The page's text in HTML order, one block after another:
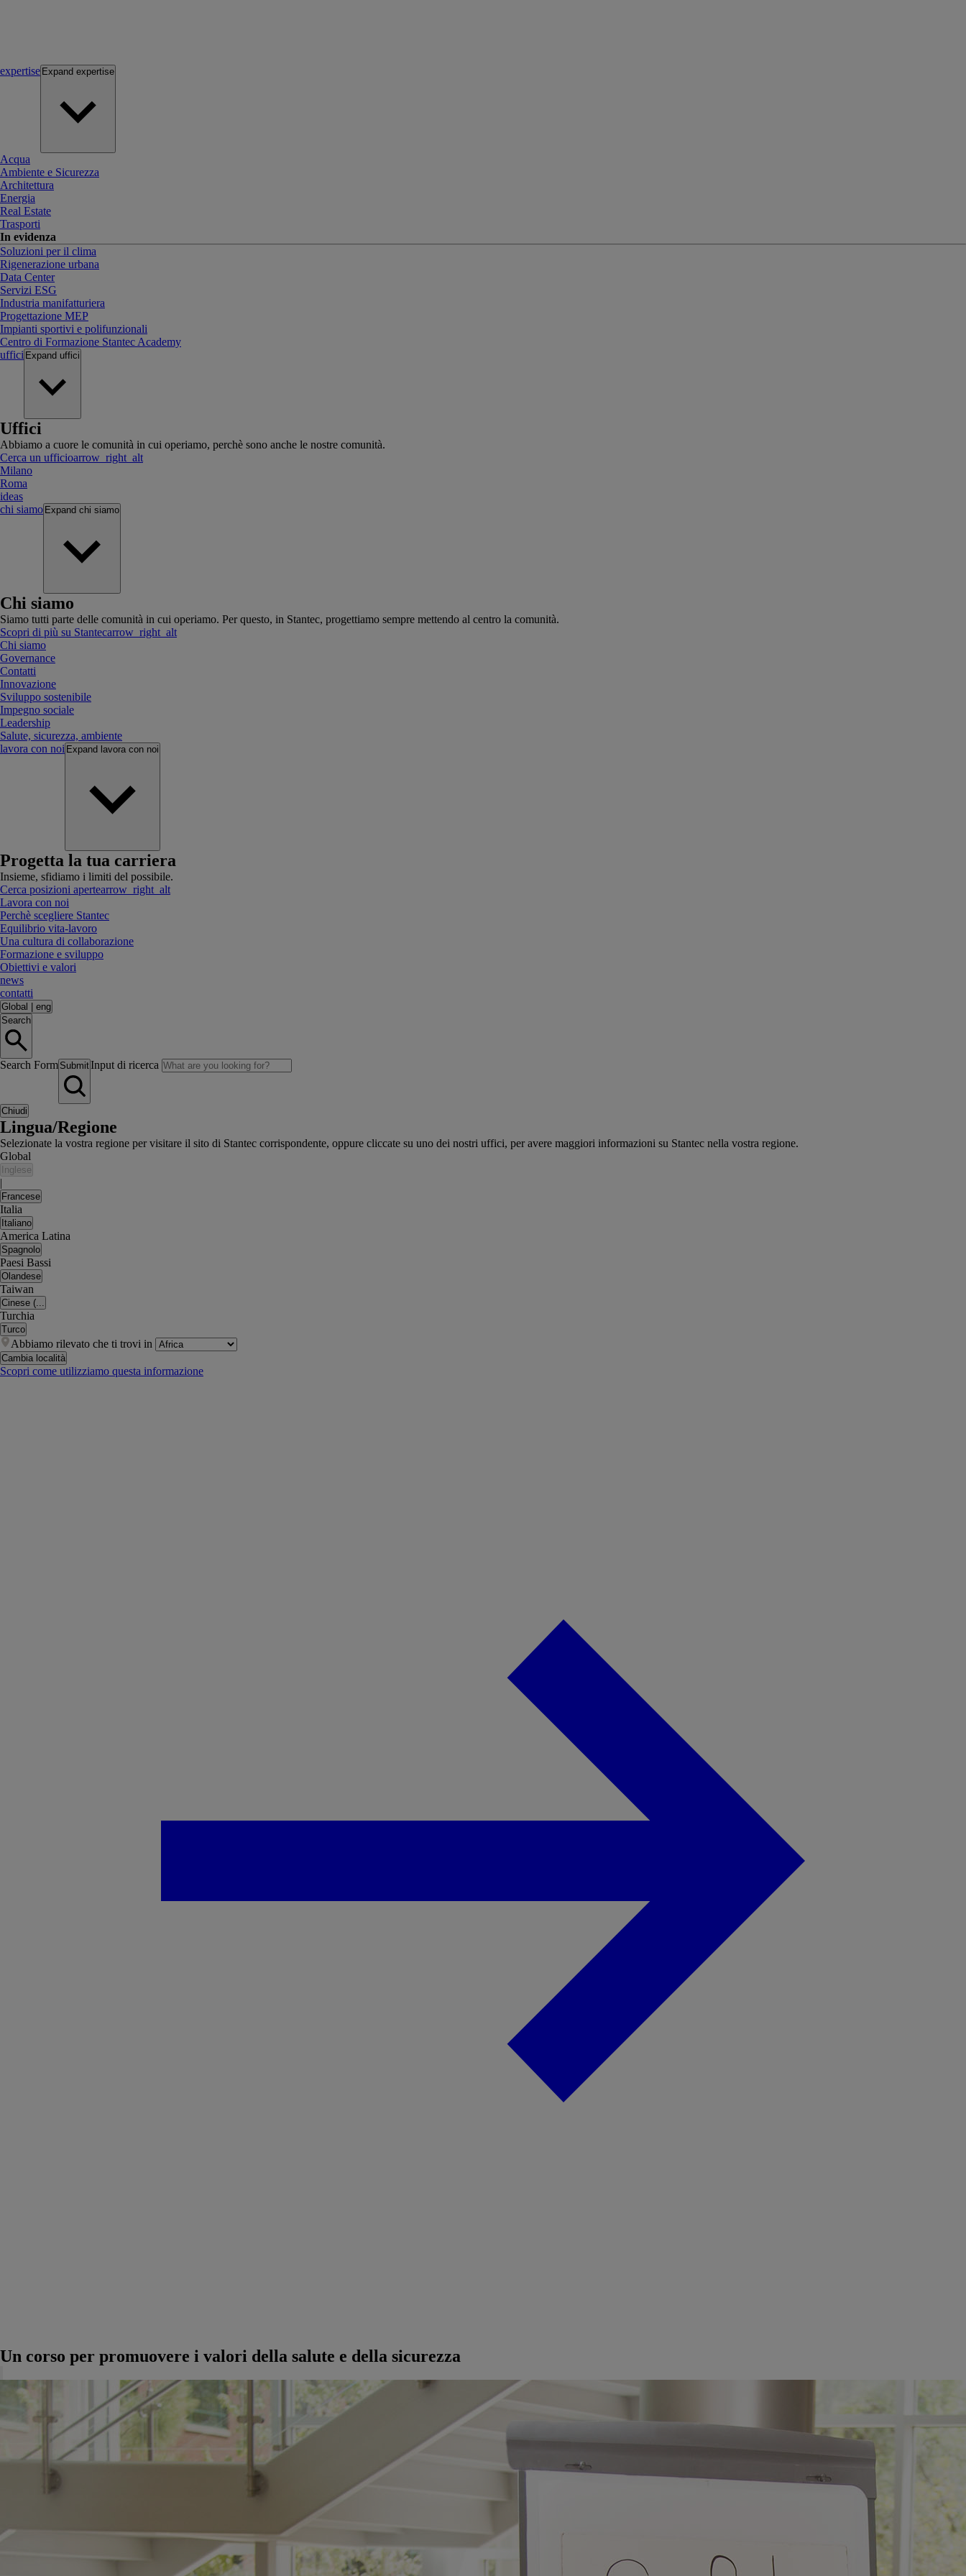
expertise Expand expertise
Acqua
Ambiente e Sicurezza
Architettura
Energia
Real Estate
Trasporti
In evidenza
Soluzioni per il clima
Rigenerazione urbana
Data Center
Servizi ESG
Industria manifatturiera
Progettazione MEP
Impianti sportivi e polifunzionali
Centro di Formazione Stantec Academy
uffici Expand uffici
Uffici
Abbiamo a cuore le comunità in cui operiamo, perchè sono anche le nostre comunità.
Cerca un ufficioarrow_right_alt
Milano
Roma
ideas
chi siamo Expand chi siamo
Chi siamo
Siamo tutti parte delle comunità in cui operiamo. Per questo, in Stantec, progettiamo sempre mettendo al centro la comunità.
Scopri di più su Stantecarrow_right_alt
Chi siamo
Governance
Contatti
Innovazione
Sviluppo sostenibile
Impegno sociale
Leadership
Salute, sicurezza, ambiente
lavora con noi Expand lavora con noi
Progetta la tua carriera
Insieme, sfidiamo i limiti del possibile.
Cerca posizioni apertearrow_right_alt
Lavora con noi
Perchè scegliere Stantec
Equilibrio vita-lavoro
Una cultura di collaborazione
Formazione e sviluppo
Obiettivi e valori
news
contatti
Global
eng
Search
Search Form SubmitInput di ricerca
Chiudi
Lingua/Regione
Selezionate la vostra regione per visitare il sito di Stantec corrispondente, oppure cliccate su uno dei nostri uffici, per avere maggiori informazioni su Stantec nella vostra regione.
Global
Inglese
|
Francese
Italia
Italiano
America Latina
Spagnolo
Paesi Bassi
Olandese
Taiwan
Cinese (...
Turchia
Turco
Abbiamo rilevato che ti trovi in
Cambia località
Scopri come utilizziamo questa informazione
Un corso per promuovere i valori della salute e della sicurezza